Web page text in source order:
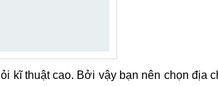
kĩ thuật cao. Bởi vậy bạn nên chọn địa